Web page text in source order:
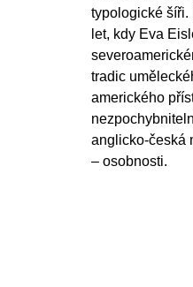
typologické šíři.
let, kdy Eva
tradic
amerického
anglicko-česká
– osobnosti.